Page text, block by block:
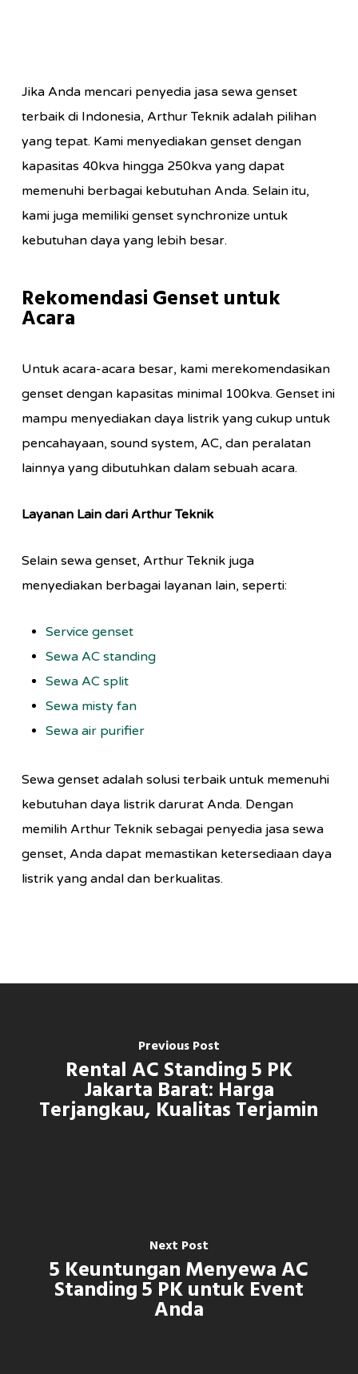
Jika Anda mencari penyedia jasa sewa genset
terbaik di Indonesia, Arthur Teknik adalah pilihan
yang tepat. Kami menyediakan genset dengan
kapasitas 40kva hingga 250kva yang dapat
memenuhi berbagai kebutuhan Anda. Selain itu,
kami juga memiliki genset synchronize untuk
kebutuhan daya yang lebih besar.
Rekomendasi Genset untuk
Acara
Untuk acara-acara besar, kami merekomendasikan
genset dengan kapasitas minimal 100kva. Genset ini
mampu menyediakan daya listrik yang cukup untuk
pencahayaan, sound system, AC, dan peralatan
lainnya yang dibutuhkan dalam sebuah acara.
Layanan Lain dari Arthur Teknik
Selain sewa genset, Arthur Teknik juga
menyediakan berbagai layanan lain, seperti:
Service genset
Sewa AC standing
Sewa AC split
Sewa misty fan
Sewa air purifier
Sewa genset adalah solusi terbaik untuk memenuhi
kebutuhan daya listrik darurat Anda. Dengan
memilih Arthur Teknik sebagai penyedia jasa sewa
genset, Anda dapat memastikan ketersediaan daya
listrik yang andal dan berkualitas.
Previous Post
Rental AC Standing 5 PK
Jakarta Barat: Harga
Terjangkau, Kualitas Terjamin
Next Post
5 Keuntungan Menyewa AC
Standing 5 PK untuk Event
Anda